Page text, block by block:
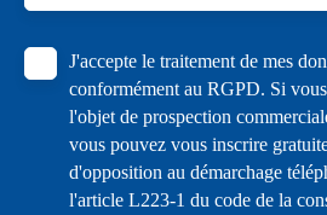
J'accepte le traitement de mes
conformément au RGPD. Si
l'objet de prospection
vous pouvez vous inscrire
d'opposition au démarchage
l'article L223-1 du code de la